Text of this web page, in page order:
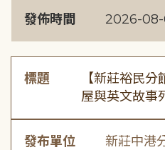
發佈時間 2026-
標題
【新莊裕民分
屋與英文故事
發布單位 新莊中港